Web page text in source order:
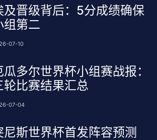
及晋级背后：5分成绩确保
组第二
07-10
瓜多尔世界杯小组赛战报：
轮比赛结果汇总
07-04
尼斯世界杯首发阵容预测